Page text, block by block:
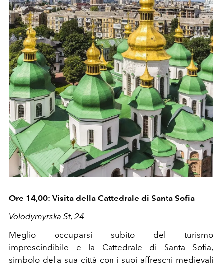
Ore 14,00: Visita della Cattedrale di Santa Sofia
Volodymyrska St, 24
Meglio occuparsi subito del turismo
imprescindibile e la Cattedrale di Santa Sofia,
simbolo della sua città con i suoi affreschi medievali